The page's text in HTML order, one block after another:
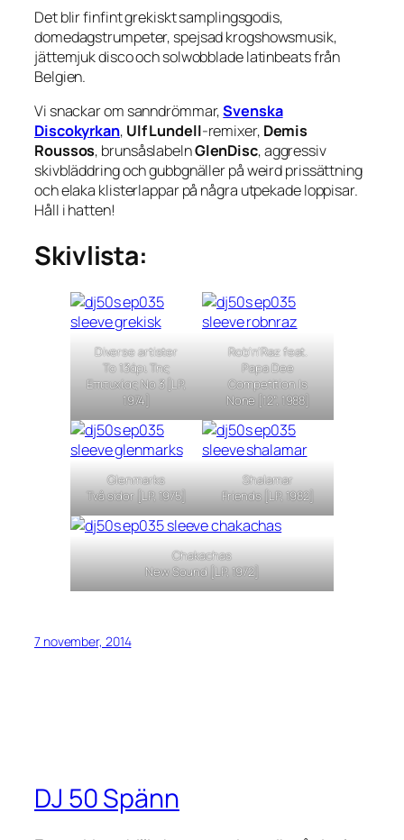
Det blir finfint grekiskt samplingsgodis,
domedagstrumpeter, spejsad krogshowsmusik,
jättemjuk disco och solwobblade latinbeats från
Belgien.
Vi snackar om sanndrömmar,Svenska
Discokyrkan, Ulf Lundell-remixer, Demis
Roussos, brunsåslabelnGlenDisc, aggressiv
skivbläddring och gubbgnäller på weird prissättning
och elaka klisterlappar på några utpekade loppisar.
Håll i hatten!
Skivlista:
Diverse artister
Το 13άρι Της
Επιτυχίας Νο 3 [LP,
1974]
Rob’n’Raz feat.
Papa Dee
Competition Is
None [12”, 1988]
Glenmarks
Två sidor [LP, 1975]
Shalamar
Friends [LP, 1982]
Chakachas
New Sound [LP, 1972]
7 november, 2014
DJ 50 Spänn